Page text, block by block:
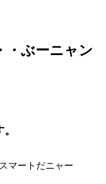
・ぶーニャン
マートだニャー